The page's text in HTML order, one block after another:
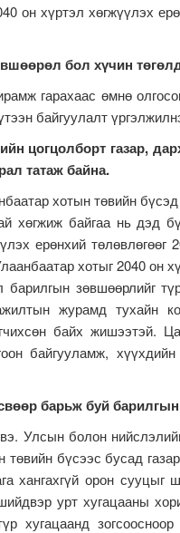
он хүртэл хөгжүүлэх
бол хүчин
өмнө олгосон
байгуулалт
цогцолборт газар,
татаж байна.
хотын төвийн бүсэд
хөгжиж байгаа нь дэд
ерөнхий
хотыг 2040 он
барилгын зөвшөөрлийг
журамд тухайн
байх жишээтэй.
байгууламж,
барьж буй
болон нийслэлийн
төвийн бүсээс бусад
хангахгүй орон сууцыг
урт хугацааны
хугацаанд